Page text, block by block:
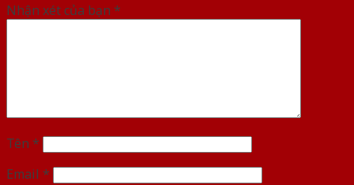
Nhận xét của bạn *
Tên *
Email *